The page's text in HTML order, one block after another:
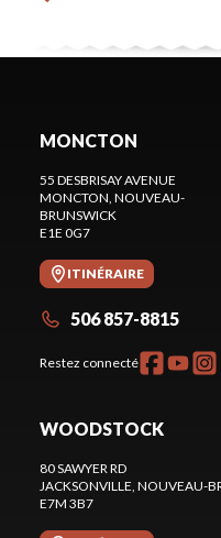
MONCTON
55 DESBRISAY AVENUE
MONCTON, NOUVEAU-
BRUNSWICK
E1E 0G7
ITINÉRAIRE
506 857-8815
Restez connecté
WOODSTOCK
80 SAWYER RD
JACKSONVILLE, NOUVEAU-
E7M 3B7